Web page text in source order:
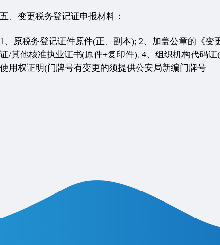
五、变更税务登记证申报材料：
1、原税务登记证件原件(正、副本); 2、加盖公章的《
证/其他核准执业证书(原件+复印件); 4、组织机构代码
使用权证明(门牌号有变更的须提供公安局新编门牌号